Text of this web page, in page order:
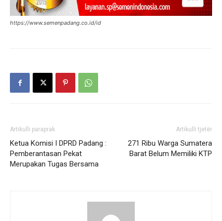
https://www.semenpadang.co.id/id
Artikulli paraprak
Ketua Komisi I DPRD Padang :
Pemberantasan Pekat
Merupakan Tugas Bersama
Artikulli tjetër
271 Ribu Warga Sumatera
Barat Belum Memiliki KTP